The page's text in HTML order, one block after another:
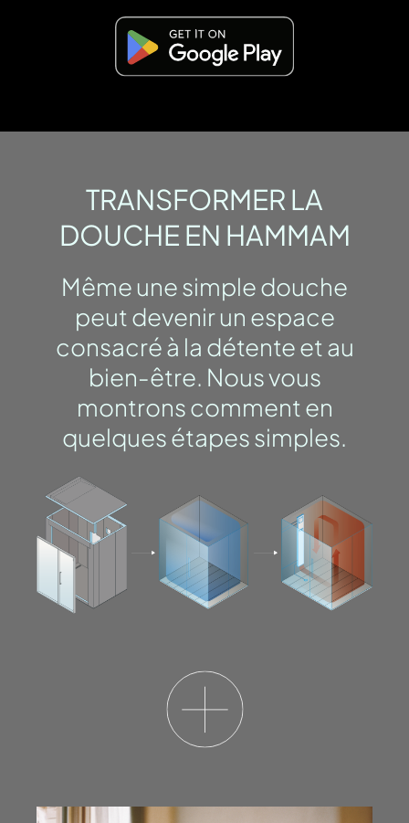
TRANSFORMER LA
DOUCHE EN HAMMAM
Même une simple douche
peut devenir un espace
consacré à la détente et au
bien-être. Nous vous
montrons comment en
quelques étapes simples.